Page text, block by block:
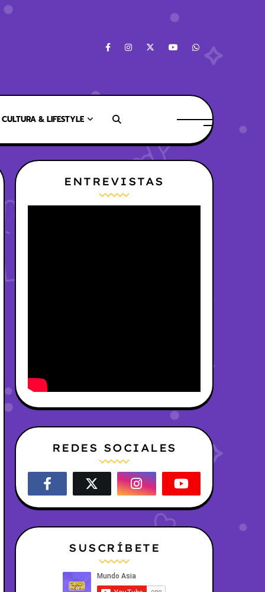
CULTURA & LIFESTYLE
ENTREVISTAS
REDES SOCIALES
SUSCRÍBETE